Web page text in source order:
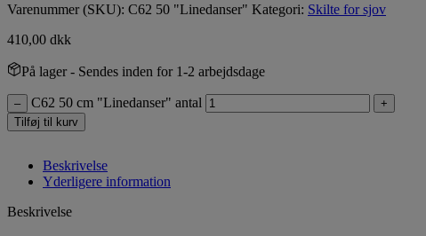
Varenummer (SKU): C62 50 "Linedanser" Kategori: Skilte for sjov
410,00 dkk
På lager- Sendes inden for 1-2 arbejdsdage
– C62 50 cm "Linedanser" antal
+
Tilføj til kurv
Beskrivelse
Yderligere information
Beskrivelse